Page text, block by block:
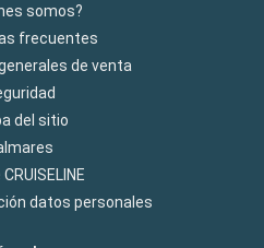
somos?
frecuentes
de venta
del sitio
datos personales